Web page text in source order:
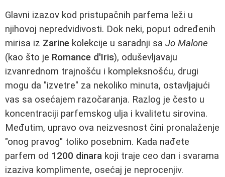
Glavni izazov kod pristupačnih parfema leži u
njihovoj nepredvidivosti. Dok neki, poput određenih
mirisa iz Zarine kolekcije u saradnji sa Jo Malone
(kao što je Romance d'Iris), oduševljavaju
izvanrednom trajnošću i kompleksnošću, drugi
mogu da "izvetre" za nekoliko minuta, ostavljajući
vas sa osećajem razočaranja. Razlog je često u
koncentraciji parfemskog ulja i kvalitetu sirovina.
Međutim, upravo ova neizvesnost čini pronalaženje
"onog pravog" toliko posebnim. Kada nađete
parfem od 1200 dinara koji traje ceo dan i svarama
izaziva komplimente, osećaj je neprocenjiv.